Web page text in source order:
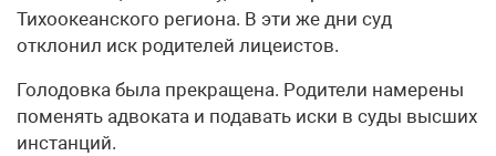
Тихоокеанского региона. В эти же дни суд
отклонил иск родителей лицеистов.
Голодовка была прекращена. Родители намерены
поменять адвоката и подавать иски в суды высших
инстанций.